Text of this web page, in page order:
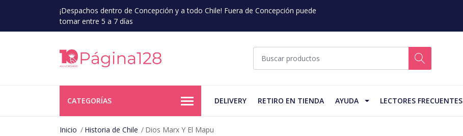
¡Despachos dentro de Concepción y a todo Chile! Fuera de Concepción puede
tomar entre 5 a 7 días
CATEGORÍAS DELIVERY RETIRO EN TIENDA AYUDA LECTORES FRECUENTES
Inicio Historia de Chile Dios Marx Y El Mapu